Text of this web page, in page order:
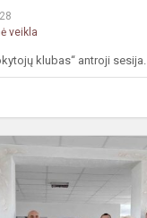
veikla
klubas“ antroji sesija.